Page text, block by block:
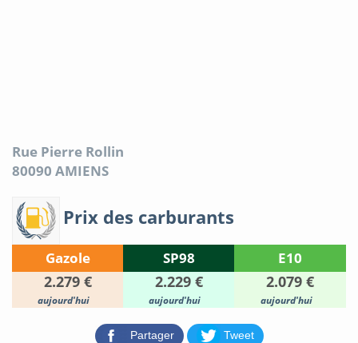
Rue Pierre Rollin
80090 AMIENS
Prix des carburants
Gazole SP98 E10
2.279 € 2.229 € 2.079 €
aujourd'hui aujourd'hui aujourd'hui
Partager Tweet